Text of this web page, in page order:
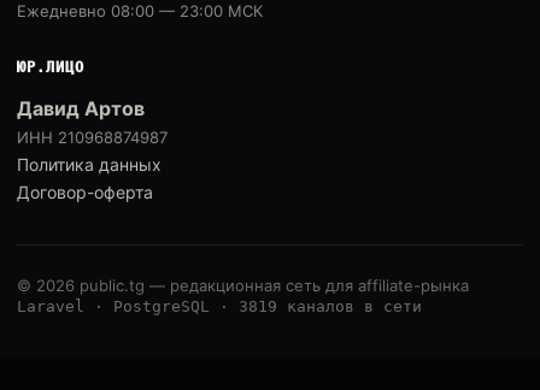
Ежедневно 08:00 — 23:00 МСК
ЮР.ЛИЦО
Давид Артов
ИНН 210968874987
Политика данных
Договор-оферта
© 2026 public.tg — редакционная сеть для affiliate-рынка
Laravel · PostgreSQL · 3819 каналов в сети